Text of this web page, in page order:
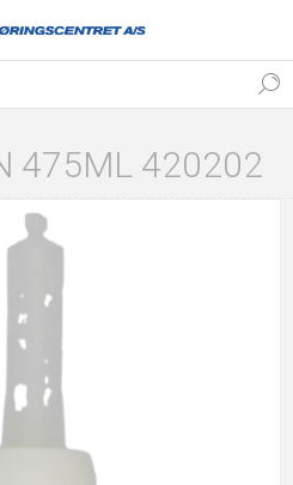
475ML 420202